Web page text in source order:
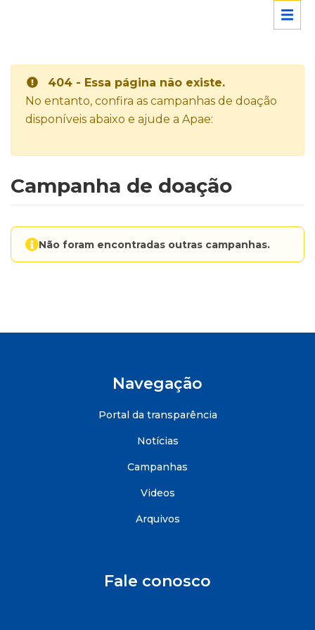
404 - Essa página não existe.
No entanto, confira as campanhas de doação
disponíveis abaixo e ajude a Apae:
Campanha de doação
Não foram encontradas outras campanhas.
Navegação
Portal da transparência
Notícias
Campanhas
Videos
Arquivos
Fale conosco